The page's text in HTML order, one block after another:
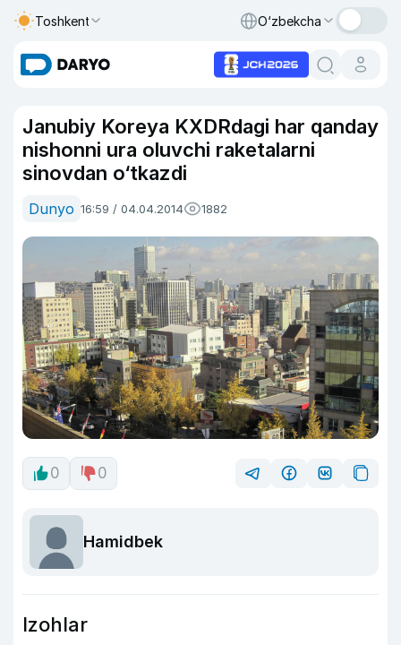
Toshkent O‘zbekcha
Janubiy Koreya KXDRdagi har qanday
nishonni ura oluvchi raketalarni
sinovdan o‘tkazdi
Dunyo 16:59 / 04.04.2014 1882
0 0
Hamidbek
Izohlar